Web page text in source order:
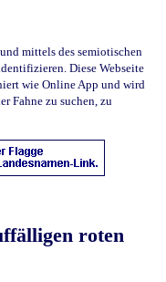
mittels des semiotischen
Diese Webseite
wie Online App und wird
Fahne zu suchen, zu
roten